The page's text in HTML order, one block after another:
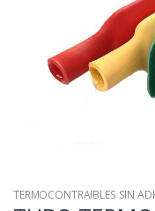
TERMOCONTRAIBLES SIN